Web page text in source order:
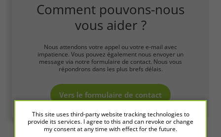
Comment pouvons-nous
vous aider ?
Nous attendons votre appel ou votre e-mail avec
impatience. Vous pouvez également nous envoyer un
message via notre formulaire de contact. Nous vous
répondrons dans les plus brefs délais.
Vers le formulaire de contact
This site uses third-party website tracking technologies to
provide its services. I agree to this and can revoke or change
my consent at any time with effect for the future.